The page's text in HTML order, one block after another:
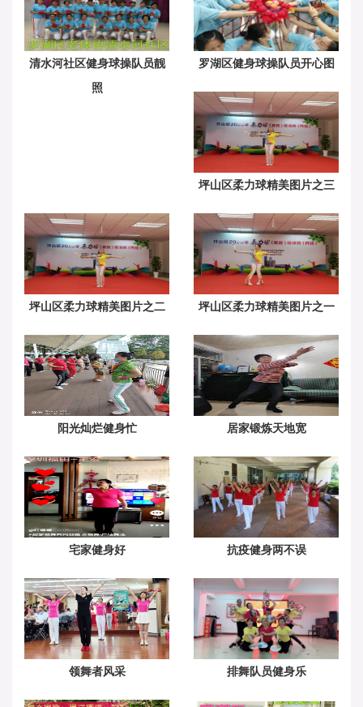
清水河社区健身球操队员靓
照
罗湖区健身球操队员开心图
坪山区柔力球精美图片之三
坪山区柔力球精美图片之二 坪山区柔力球精美图片之一
阳光灿烂健身忙 居家锻炼天地宽
宅家健身好 抗疫健身两不误
领舞者风采 排舞队员健身乐